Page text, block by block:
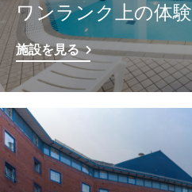
ワンランク上の体験
施設を見る